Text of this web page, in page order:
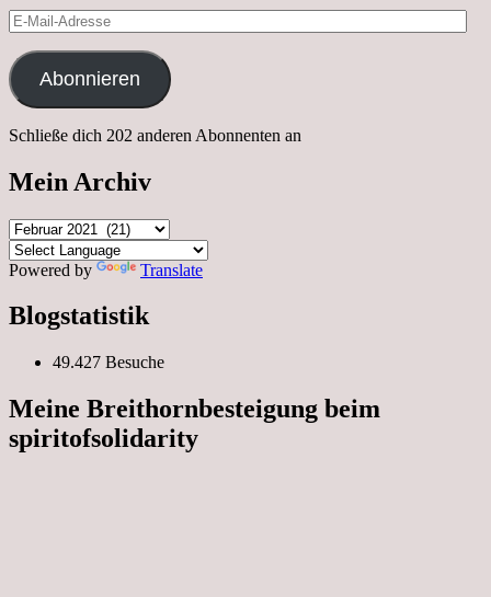
E-
Mail-
Adresse
Abonnieren
Schließe dich 202 anderen Abonnenten an
Mein Archiv
Mein
Archiv
Powered by
Translate
Blogstatistik
49.427 Besuche
Meine Breithornbesteigung beim
spiritofsolidarity